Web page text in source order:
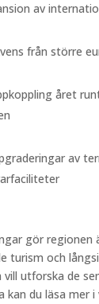
av
från större
året
av
gör regionen
turism och
vill utforska de
kan du läsa mer